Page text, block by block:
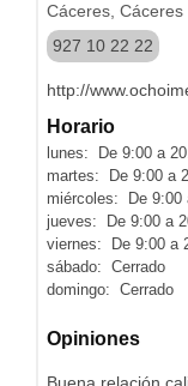
Cáceres, Cáceres
927 10 22 22
http://
Horario
lunes: De 9:00 a
martes: De 9:00 a
miércoles: De 9:00
jueves: De 9:00 a
viernes: De 9:00 a
sábado: Cerrado
domingo: Cerrado
Opiniones
Buena relación